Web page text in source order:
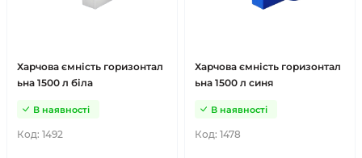
Харчова ємність горизонтал
ьна 1500 л біла
Код: 1492
В наявності
Харчова ємність горизонтал
ьна 1500 л синя
Код: 1478
В наявності